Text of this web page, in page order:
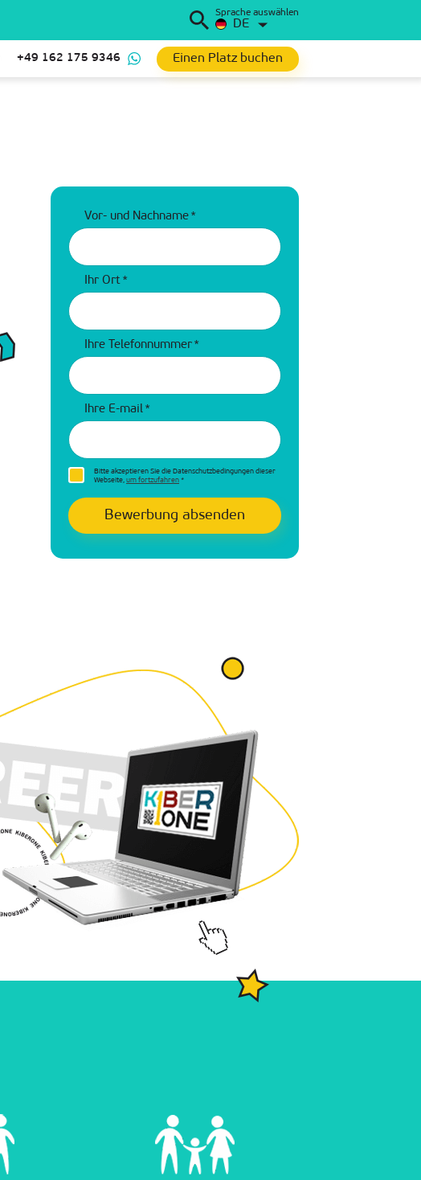
Sprache auswählen
DE
+49 162 175 9346 Einen Platz buchen
Vor- und Nachname *
Ihr Ort *
Ihre Telefonnummer *
Ihre E-mail *
Bitte akzeptieren Sie die Datenschutzbedingungen dieser
Webseite, um fortzufahren *